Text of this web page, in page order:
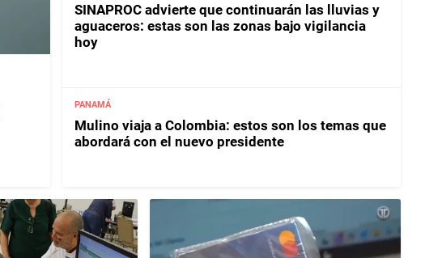
SINAPROC advierte que continuarán las lluvias y
aguaceros: estas son las zonas bajo vigilancia
hoy
PANAMÁ
Mulino viaja a Colombia: estos son los temas que
abordará con el nuevo presidente